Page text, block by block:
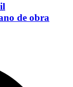
de obra